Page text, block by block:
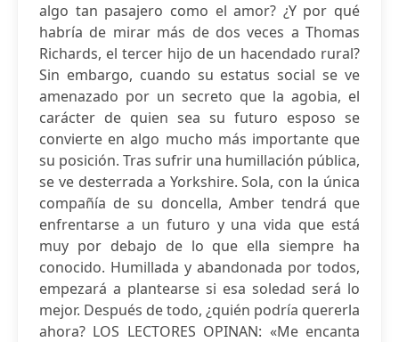
algo tan pasajero como el amor? ¿Y por qué
habría de mirar más de dos veces a Thomas
Richards, el tercer hijo de un hacendado rural?
Sin embargo, cuando su estatus social se ve
amenazado por un secreto que la agobia, el
carácter de quien sea su futuro esposo se
convierte en algo mucho más importante que
su posición. Tras sufrir una humillación pública,
se ve desterrada a Yorkshire. Sola, con la única
compañía de su doncella, Amber tendrá que
enfrentarse a un futuro y una vida que está
muy por debajo de lo que ella siempre ha
conocido. Humillada y abandonada por todos,
empezará a plantearse si esa soledad será lo
mejor. Después de todo, ¿quién podría quererla
ahora? LOS LECTORES OPINAN: «Me encanta